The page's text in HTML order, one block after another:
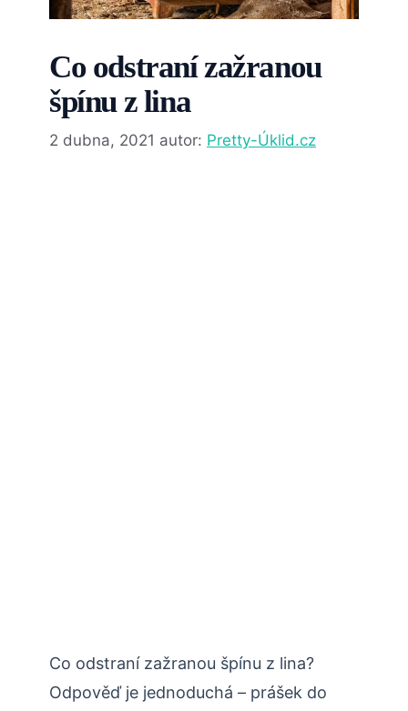
Co odstraní zažranou
špínu z lina
2 dubna, 2021 autor: Pretty-Úklid.cz
Co odstraní zažranou špínu z lina?
Odpověď je jednoduchá – prášek do